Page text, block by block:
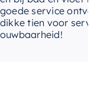
service
tien voor